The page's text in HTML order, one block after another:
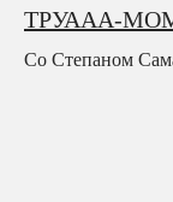
ТРУААА-
Со Степаном